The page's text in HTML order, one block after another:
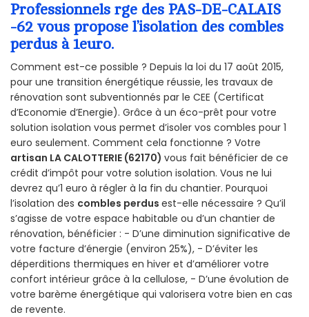
Professionnels rge des PAS-DE-CALAIS
-62 vous propose l’isolation des combles
perdus à 1euro.
Comment est-ce possible ? Depuis la loi du 17 août 2015,
pour une transition énergétique réussie, les travaux de
rénovation sont subventionnés par le CEE (Certificat
d’Economie d’Energie). Grâce à un éco-prêt pour votre
solution isolation vous permet d’isoler vos combles pour 1
euro seulement. Comment cela fonctionne ? Votre
artisan LA CALOTTERIE (62170) vous fait bénéficier de ce
crédit d’impôt pour votre solution isolation. Vous ne lui
devrez qu’1 euro à régler à la fin du chantier. Pourquoi
l’isolation des combles perdus est-elle nécessaire ? Qu’il
s’agisse de votre espace habitable ou d’un chantier de
rénovation, bénéficier : - D’une diminution significative de
votre facture d’énergie (environ 25%), - D’éviter les
déperditions thermiques en hiver et d’améliorer votre
confort intérieur grâce à la cellulose, - D’une évolution de
votre barème énergétique qui valorisera votre bien en cas
de revente.